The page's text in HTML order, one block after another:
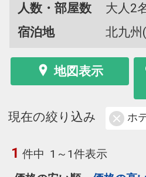
人数・部屋数
大人2
宿泊地
北九州
地図表示
現在の絞り込み ホ
1 件中 1～1件表示